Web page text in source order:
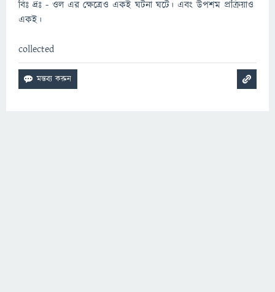
বিঃ দ্রঃ - ওল এর ক্ষেত্রেও একই ঘটনা ঘটে। এবং উপশম প্রক্রিয়াও
একই।
collected